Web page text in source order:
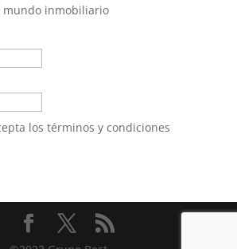
inmobiliario
los términos y condiciones